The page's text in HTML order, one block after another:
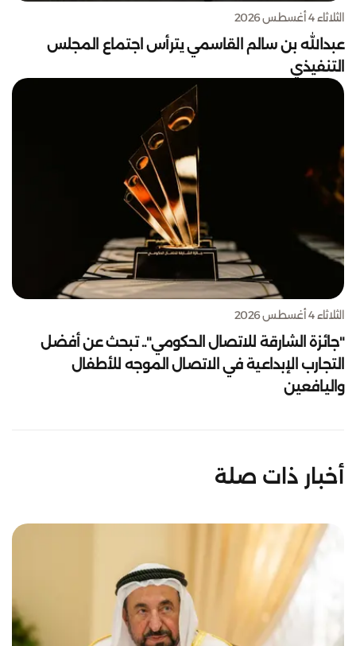
الثلاثاء 4 أغسطس 2026
عبدالله بن سالم القاسمي يترأس اجتماع المجلس
التنفيذي
الثلاثاء 4 أغسطس 2026
"جائزة الشارقة للاتصال الحكومي".. تبحث عن أفضل
التجارب الإبداعية في الاتصال الموجه للأطفال
واليافعين
أخبار ذات صلة